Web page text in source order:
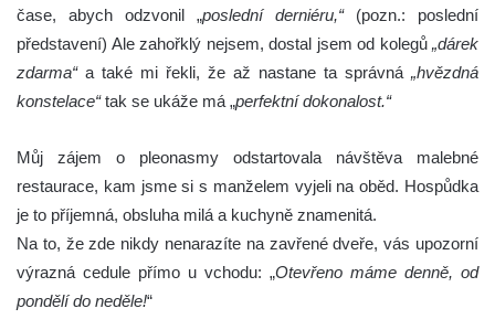
čase, abych odzvonil „poslední derniéru,“(pozn.: poslední
představení) Ale zahořklý nejsem, dostal jsem od kolegů „dárek
zdarma“a také mi řekli, že až nastane ta správná „hvězdná
konstelace“tak se ukáže má „perfektní dokonalost.“
Můj zájem o pleonasmy odstartovala návštěva malebné
restaurace, kam jsme si s manželem vyjeli na oběd. Hospůdka
je to příjemná, obsluha milá a kuchyně znamenitá.
Na to, že zde nikdy nenarazíte na zavřené dveře, vás upozorní
výrazná cedule přímo u vchodu: „Otevřeno máme denně, od
pondělí do neděle!“